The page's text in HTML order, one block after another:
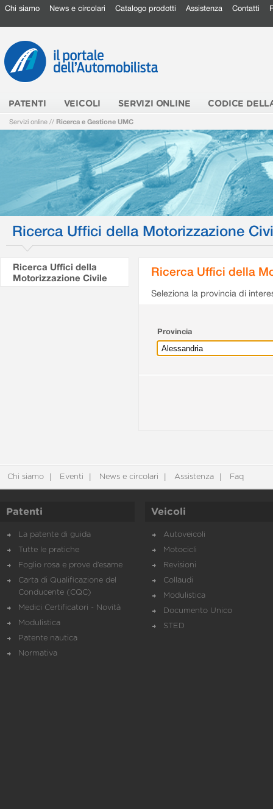
Chi siamo News e circolari Catalogo prodotti Assistenza Contatti
PATENTI VEICOLI SERVIZI ONLINE CODICE
Servizi online // Ricerca e Gestione UMC
Ricerca Uffici della Motorizzazione
Ricerca Uffici della
Motorizzazione Civile
Ricerca Uffici della
Seleziona la provincia di
Provincia
Chi siamo Eventi News e circolari Assistenza Faq
Patenti
La patente di guida
Tutte le pratiche
Foglio rosa e prove d’esame
Carta di Qualificazione del
Conducente (CQC)
Medici Certificatori - Novità
Modulistica
Patente nautica
Normativa
Veicoli
Autoveicoli
Motocicli
Revisioni
Collaudi
Modulistica
Documento Unico
STED